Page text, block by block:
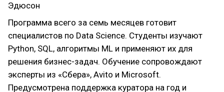
Эдюсон
Программа всего за семь месяцев готовит
специалистов по Data Science. Студенты изучают
Python, SQL, алгоритмы ML и применяют их для
решения бизнес-задач. Обучение сопровождают
эксперты из «Сбера», Avito и Microsoft.
Предусмотрена поддержка куратора на год и